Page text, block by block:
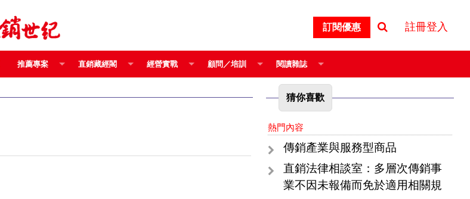
訂閱優惠 註冊登入
推薦專案 直銷藏經閣 經營實戰 顧問／培訓 閱讀雜誌
猜你喜歡
熱門內容
傳銷產業與服務型商品
直銷法律相談室：多層次傳銷事
業不因未報備而免於適用相關規